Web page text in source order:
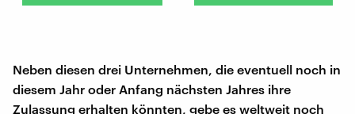
Neben diesen drei Unternehmen, die eventuell noch in
diesem Jahr oder Anfang nächsten Jahres ihre
Zulassung erhalten könnten, gebe es weltweit noch